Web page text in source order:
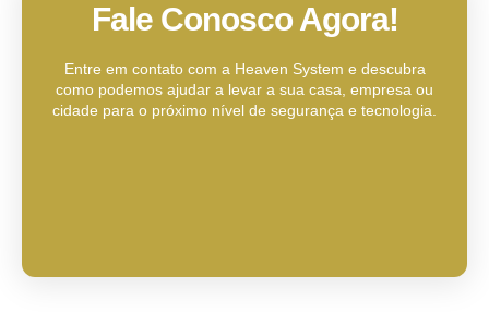
Fale Conosco Agora!
Entre em contato com a Heaven System e descubra
como podemos ajudar a levar a sua casa, empresa ou
cidade para o próximo nível de segurança e tecnologia.